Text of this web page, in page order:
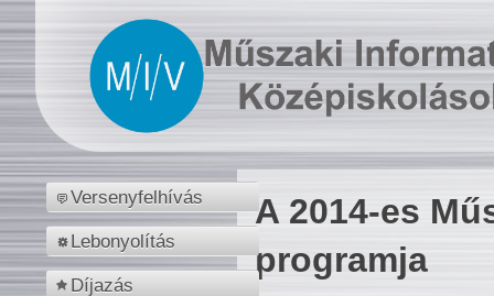
Versenyfelhívás
Lebonyolítás
Díjazás
A 2014-es
programja